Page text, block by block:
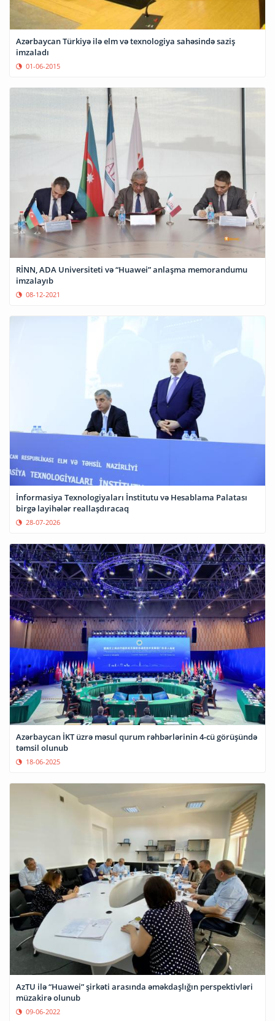
Azərbaycan Türkiyə ilə elm və texnologiya sahəsində saziş
imzaladı
01-06-2015
RİNN, ADA Universiteti və “Huawei” anlaşma memorandumu
imzalayıb
08-12-2021
İnformasiya Texnologiyaları İnstitutu və Hesablama Palatası
birgə layihələr reallaşdıracaq
28-07-2026
Azərbaycan İKT üzrə məsul qurum rəhbərlərinin 4-cü görüşündə
təmsil olunub
18-06-2025
AzTU ilə “Huawei” şirkəti arasında əməkdaşlığın perspektivləri
müzakirə olunub
09-06-2022